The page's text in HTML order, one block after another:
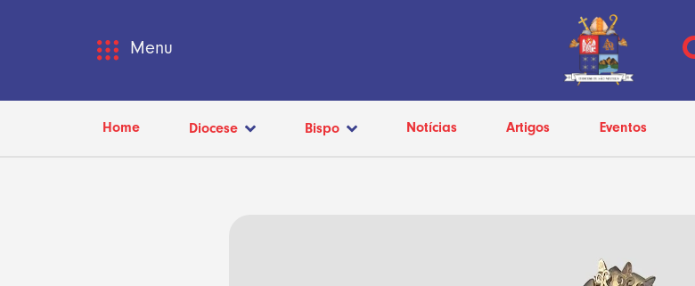
Menu
Home Diocese Bispo Notícias Artigos Eventos